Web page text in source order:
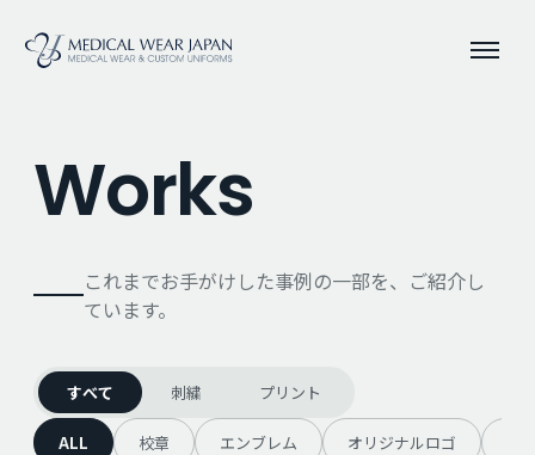
Works
これまでお手がけした事例の一部を、ご紹介し
ています。
ALL 校章 エンブレム オリジナルロゴ
すべて 刺繍 プリント